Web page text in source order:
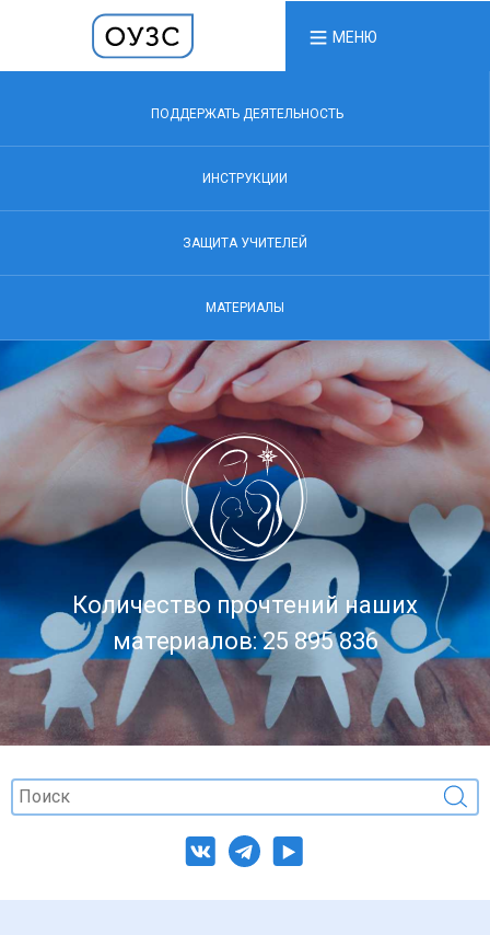
МЕНЮ
ПОДДЕРЖАТЬ ДЕЯТЕЛЬНОСТЬ
ИНСТРУКЦИИ
ЗАЩИТА УЧИТЕЛЕЙ
МАТЕРИАЛЫ
Количество прочтений наших
материалов: 25 895 836